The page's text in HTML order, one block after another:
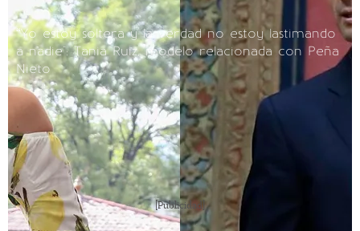
“Yo estoy soltera y la verdad no estoy lastimando
a nadie": Tania Ruiz, modelo relacionada con Peña
Nieto
[Publicidad]